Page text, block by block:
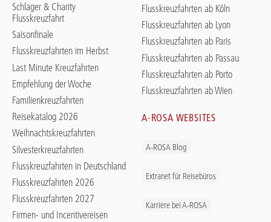
Schlager & Charity
Flusskreuzfahrt
Saisonfinale
Flusskreuzfahrten im Herbst
Last Minute Kreuzfahrten
Empfehlung der Woche
Familienkreuzfahrten
Reisekatalog 2026
Weihnachtskreuzfahrten
Silvesterkreuzfahrten
Flusskreuzfahrten in Deutschland
Flusskreuzfahrten 2026
Flusskreuzfahrten 2027
Firmen- und Incentivereisen
Flusskreuzfahrten ab Köln
Flusskreuzfahrten ab Lyon
Flusskreuzfahrten ab Paris
Flusskreuzfahrten ab Passau
Flusskreuzfahrten ab Porto
Flusskreuzfahrten ab Wien
A-ROSA WEBSITES
A-ROSA Blog
Extranet für Reisebüros
Karriere bei A-ROSA